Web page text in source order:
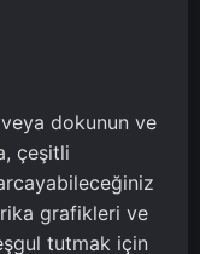
dokunun ve
çeşitli
grafikleri ve
tutmak için